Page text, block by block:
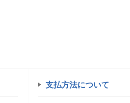
支払方法について